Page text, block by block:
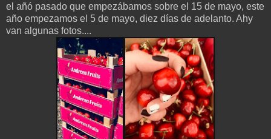
el añó pasado que empezábamos sobre el 15 de mayo, este
año empezamos el 5 de mayo, diez días de adelanto. Ahy
van algunas fotos....